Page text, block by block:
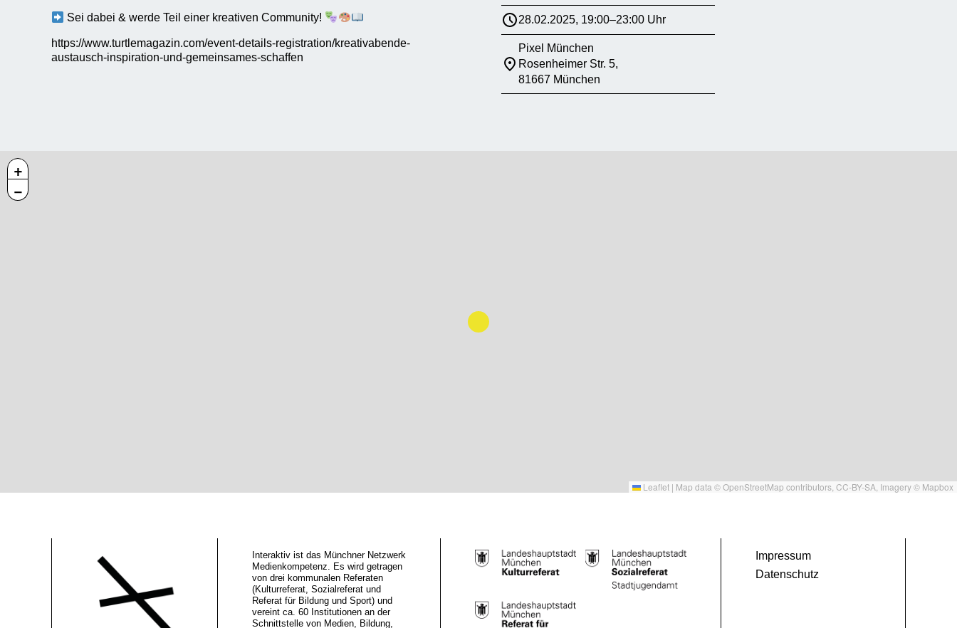
Sei dabei & werde Teil einer kreativen Community!
https://www.turtlemagazin.com/event-details-registration/kreativabende-
austausch-inspiration-und-gemeinsames-schaffen
28.02.2025, 19:00–23:00 Uhr
Pixel München
Rosenheimer Str. 5,
81667 München
+
−
Leaflet | Map data ©OpenStreetMap contributors, CC-BY-SA , Imagery © Mapbox
Interaktiv ist das Münchner Netzwerk
Medienkompetenz. Es wird getragen
von drei kommunalen Referaten
(Kulturreferat, Sozialreferat und
Referat für Bildung und Sport) und
vereint ca. 60 Institutionen an der
Schnittstelle von Medien, Bildung,
Impressum
Datenschutz